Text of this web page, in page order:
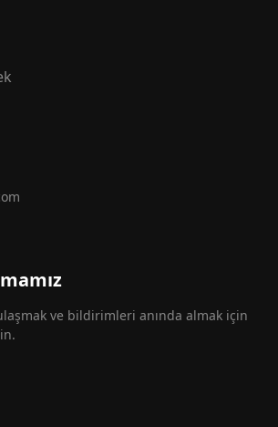
ve bildirimleri anında almak için